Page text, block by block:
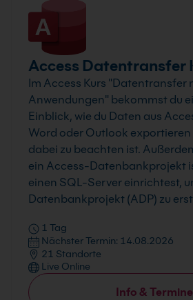
Access Datentransfer
Im Access Kurs "Datentransfer
Anwendungen" bekommst du
Einblick, wie du Daten aus
Word oder Outlook
dabei zu beachten ist.
ein Access-Datenbankprojekt
einen SQL-Server einrichtest,
Datenbankprojekt (ADP) zu
1 Tag
Nächster Termin: 14.08.2026
21 Standorte
Live Online
Info & Termine